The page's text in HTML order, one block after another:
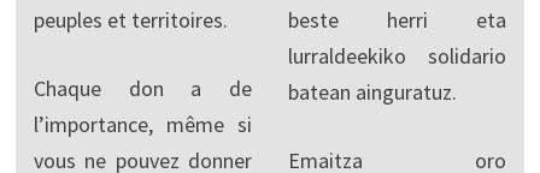
peuples et territoires.
Chaque don a de
l’importance, même si
vous ne pouvez donner
beste herri eta
lurraldeekiko solidario
batean ainguratuz.
Emaitza oro